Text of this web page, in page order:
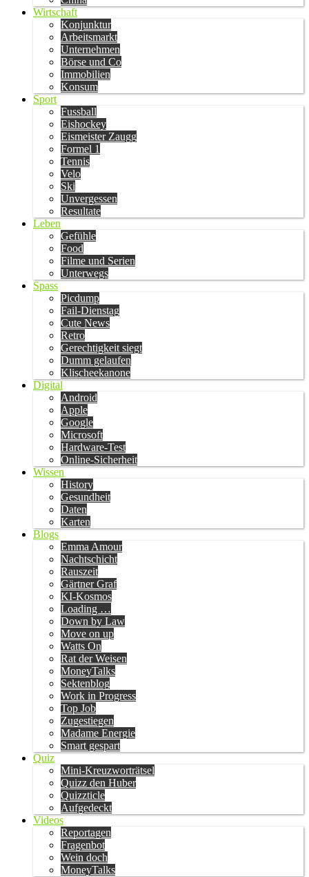
Wirtschaft
Konjunktur
Arbeitsmarkt
Unternehmen
Börse und Co
Immobilien
Konsum
Sport
Fussball
Eishockey
Eismeister Zaugg
Formel 1
Tennis
Velo
Ski
Unvergessen
Resultate
Leben
Gefühle
Food
Filme und Serien
Unterwegs
Spass
Picdump
Fail-Dienstag
Cute News
Retro
Gerechtigkeit siegt
Dumm gelaufen
Klischeekanone
Digital
Android
Apple
Google
Microsoft
Hardware-Test
Online-Sicherheit
Wissen
History
Gesundheit
Daten
Karten
Blogs
Emma Amour
Nachtschicht
Rauszeit
Gärtner Graf
KI-Kosmos
Loading …
Down by Law
Move on up
Watts On
Rat der Weisen
MoneyTalks
Sektenblog
Work in Progress
Top Job
Zugestiegen
Madame Energie
Smart gespart
Quiz
Mini-Kreuzworträtsel
Quizz den Huber
Quizzticle
Aufgedeckt
Videos
Reportagen
Fragenbot
Wein doch
MoneyTalks